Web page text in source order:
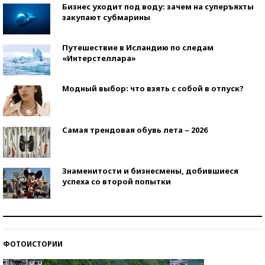
Бизнес уходит под воду: зачем на суперъяхты
закупают субмарины
Путешествие в Исландию по следам
«Интерстеллара»
Модный выбор: что взять с собой в отпуск?
Самая трендовая обувь лета – 2026
Знаменитости и бизнесмены, добившиеся
успеха со второй попытки
ФОТОИСТОРИИ